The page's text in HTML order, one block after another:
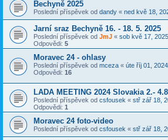
Bechyně 2025
Poslední příspěvek od dandy « ned kvě 18,
Jarní sraz Bechyně 16. - 18. 5. 2025
Poslední příspěvek od JmJ « sob kvě 17,
Odpovědi: 5
Moravec 24 - ohlasy
Poslední příspěvek od mceza « úte říj 01,
Odpovědi: 16
LADA MEETING 2024 Slovakia 2.-
Poslední příspěvek od csfousek « stř zář 18,
Odpovědi: 1
Moravec 24 foto-video
Poslední příspěvek od csfousek « stř zář 18,